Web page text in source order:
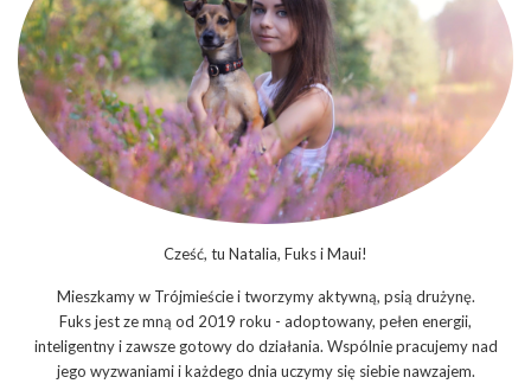
Cześć, tu Natalia, Fuks i Maui!
Mieszkamy w Trójmieście i tworzymy aktywną, psią drużynę.
Fuks jest ze mną od 2019 roku - adoptowany, pełen energii,
inteligentny i zawsze gotowy do działania. Wspólnie pracujemy nad
jego wyzwaniami i każdego dnia uczymy się siebie nawzajem.